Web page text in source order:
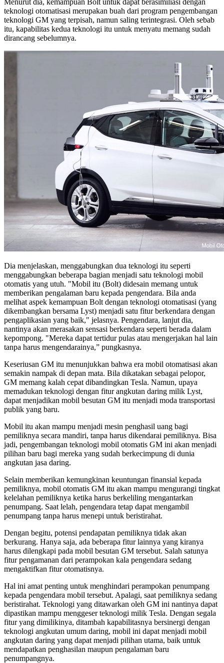
teknologi otomatisasi merupakan buah dari program pengembangan
teknologi GM yang terpisah, namun saling terintegrasi. Oleh sebab
itu, kapabilitas kedua teknologi itu untuk menyatu memang sudah
dirancang sebelumnya.
Dia menjelaskan, menggabungkan dua teknologi itu seperti
menggabungkan beberapa bagian menjadi satu teknologi mobil
otomatis yang utuh. "Mobil itu (Bolt) didesain memang untuk
memberikan pengalaman baru kepada pengendara. Bila anda
melihat aspek kemampuan Bolt dengan teknologi otomatisasi (yang
dikembangkan bersama Lyst) menjadi satu fitur berkendara dengan
pengaplikasian yang baik," jelasnya. Pengendara, lanjut dia,
nantinya akan merasakan sensasi berkendara seperti berada dalam
kepompong. "Mereka dapat tertidur pulas atau mengerjakan hal lain
tanpa harus mengendarainya,” pungkasnya.
Keseriusan GM itu menunjukkan bahwa era mobil otomatisasi akan
semakin nampak di depan mata. Bila dikatakan sebagai pelopor,
GM memang kalah cepat dibandingkan Tesla. Namun, upaya
memadukan teknologi dengan fitur angkutan daring milik Lyst,
dapat menjadikan mobil besutan GM itu menjadi moda transportasi
publik yang baru.
Mobil itu akan mampu menjadi mesin penghasil uang bagi
pemiliknya secara mandiri, tanpa harus dikendarai pemiliknya. Bisa
jadi, pengembangan teknologi mobil otomatis GM ini akan menjadi
pilihan baru bagi mereka yang sudah berkecimpung di dunia
angkutan jasa daring.
Selain memberikan kemungkinan keuntungan finansial kepada
pemiliknya, mobil otomatis GM itu akan mampu mengurangi tingkat
kelelahan pemiliknya ketika harus berkeliling mengantarkan
penumpang. Saat lelah, pengendara tetap dapat mengambil
penumpang tanpa harus menepi untuk beristirahat.
Dengan begitu, potensi pendapatan pemiliknya tidak akan
berkurang. Hanya saja, ada beberapa fitur lainnya yang kiranya
harus dilengkapi pada mobil besutan GM tersebut. Salah satunya
fitur pengamanan dari perampokan kala pengendara sedang
mengaktifkan fitur otomatisnya.
Hal ini amat penting untuk menghindari perampokan penumpang
kepada pengendara mobil tersebut. Apalagi, saat pemiliknya sedang
beristirahat. Teknologi yang ditawarkan oleh GM ini nantinya dapat
dipastikan mampu menggeser teknologi milik Tesla. Dengan segala
fitur yang dimilikinya, ditambah kapabilitasnya bersinergi dengan
teknologi angkutan umum daring, mobil ini dapat menjadi mobil
angkutan daring yang dapat menjadi pilihan utama, baik untuk
mendapatkan penghasilan maupun pengalaman baru
penumpangnya.